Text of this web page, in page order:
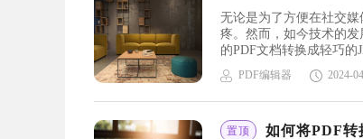
无论是为了方便在社交
疼。然而，如今技术的
的PDF文档转换成轻巧
吧！pdf转换成jpg图片福
PDF编辑器 2024-
置顶 如何将PDF转